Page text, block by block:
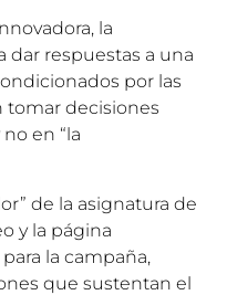
la
dar respuestas a una
por las
tomar decisiones
en “la
de la asignatura de
y la página
la campaña,
que sustentan el